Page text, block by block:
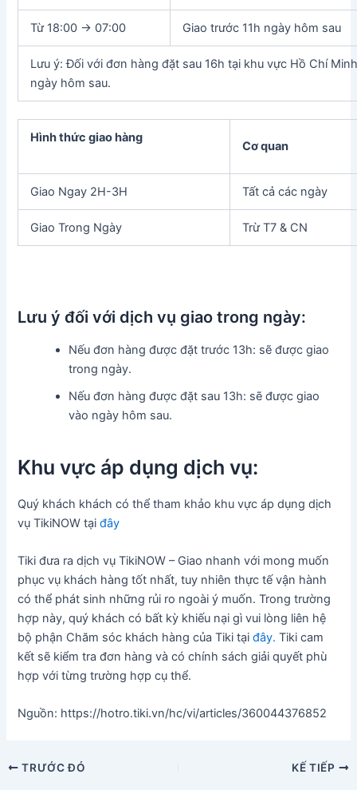
Từ 18:00 -> 07:00 Giao trước 11h ngày hôm sau
Lưu ý: Đối với đơn hàng đặt sau 16h tại khu vực Hồ Chí
ngày hôm sau.
Hình thức giao hàng
Cơ quan
Giao Ngay 2H-3H Tất cả các ngày
Giao Trong Ngày Trừ T7 & CN
Lưu ý đối với dịch vụ giao trong ngày:
Nếu đơn hàng được đặt trước 13h: sẽ được giao
trong ngày.
Nếu đơn hàng được đặt sau 13h: sẽ được giao
vào ngày hôm sau.
Khu vực áp dụng dịch vụ:
Quý khách khách có thể tham khảo khu vực áp dụng dịch
vụ TikiNOW tạiđây
Tiki đưa ra dịch vụ TikiNOW – Giao nhanh với mong muốn
phục vụ khách hàng tốt nhất, tuy nhiên thực tế vận hành
có thể phát sinh những rủi ro ngoài ý muốn. Trong trường
hợp này, quý khách có bất kỳ khiếu nại gì vui lòng liên hệ
bộ phận Chăm sóc khách hàng của Tiki tạiđây. Tiki cam
kết sẽ kiểm tra đơn hàng và có chính sách giải quyết phù
hợp với từng trường hợp cụ thể.
Nguồn: https://hotro.tiki.vn/hc/vi/articles/360044376852
ĐiềuTRƯỚC ĐÓ KẾ TIẾP